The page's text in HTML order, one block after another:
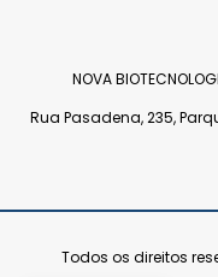
NOVA
Rua Pasadena, 235,
Todos os direitos